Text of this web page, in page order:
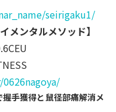
seirigaku1/
メンタルメソッド】
0626nagoya/
握手獲得と鼠径部痛解消メ